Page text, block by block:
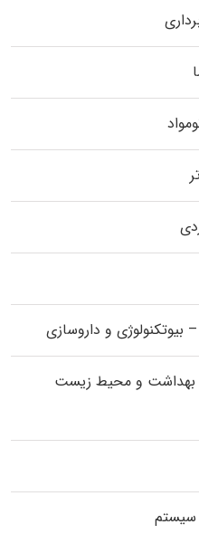
و داروسازی
بهداشت و محیط زیست
سیستم